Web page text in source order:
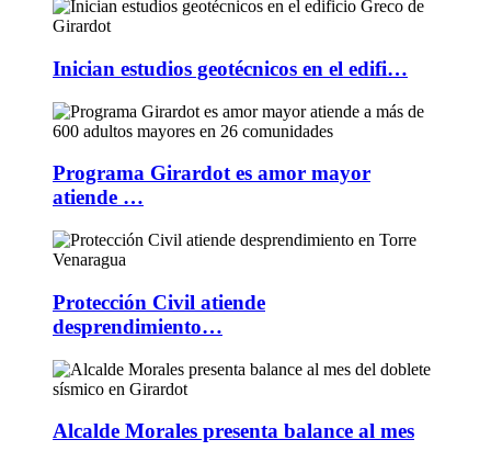
Inician estudios geotécnicos en el edifi…
Programa Girardot es amor mayor
atiende …
Protección Civil atiende
desprendimiento…
Alcalde Morales presenta balance al mes